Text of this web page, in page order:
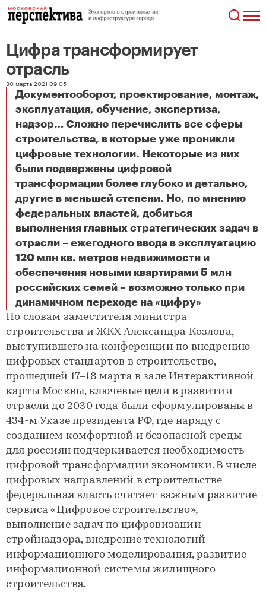
Цифра трансформирует
отрасль
30 марта 2021 09:05
Документооборот, проектирование, монтаж,
эксплуатация, обучение, экспертиза,
надзор… Сложно перечислить все сферы
строительства, в которые уже проникли
цифровые технологии. Некоторые из них
были подвержены цифровой
трансформации более глубоко и детально,
другие в меньшей степени. Но, по мнению
федеральных властей, добиться
выполнения главных стратегических задач в
отрасли – ежегодного ввода в эксплуатацию
120 млн кв. метров недвижимости и
обеспечения новыми квартирами 5 млн
российских семей – возможно только при
динамичном переходе на «цифру»
Цифра трансформирует отрасль
По словам заместителя министра
строительства и ЖКХ Александра Козлова,
выступившего на конференции по внедрению
цифровых стандартов в строительство,
прошедшей 17–18 марта в зале Интерактивной
карты Москвы, ключевые цели в развитии
отрасли до 2030 года были сформулированы в
434-м Указе президента РФ, где наряду с
созданием комфортной и безопасной среды
для россиян подчеркивается необходимость
цифровой трансформации экономики. В числе
цифровых направлений в строительстве
федеральная власть считает важным развитие
сервиса «Цифровое строительство»,
выполнение задач по цифровизации
стройнадзора, внедрение технологий
информационного моделирования, развитие
информационной системы жилищного
строительства.